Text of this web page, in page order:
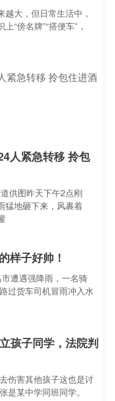
大，但日常生活中，
“傍名牌”“搭便车”，
人紧急转移 拎包
供图昨天下午2点刚
猛地砸下来，风裹着
样子好帅！
遭遇强降雨，一名骑
过货车司机冒雨冲入水
孩子同学，法院判
伤害其他孩子这也是讨
是某中学同班同学。